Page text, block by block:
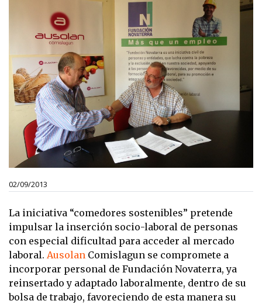
02/09/2013
La iniciativa “comedores sostenibles” pretende
impulsar la inserción socio-laboral de personas
con especial dificultad para acceder al mercado
laboral. Ausolan Comislagun se compromete a
incorporar personal de Fundación Novaterra, ya
reinsertado y adaptado laboralmente, dentro de su
bolsa de trabajo, favoreciendo de esta manera su